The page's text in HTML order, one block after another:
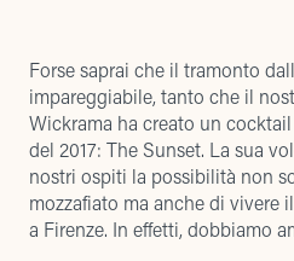
Forse saprai che il tramonto
impareggiabile, tanto che il
Wickrama ha creato un
del 2017: The Sunset. La sua
nostri ospiti la possibilità non
mozzafiato ma anche di vivere
a Firenze. In effetti, dobbiamo